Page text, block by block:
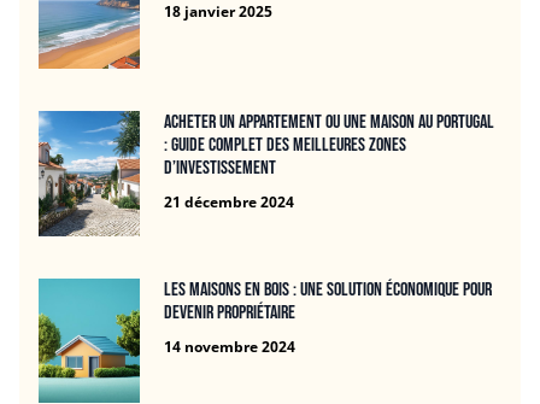
18 janvier 2025
Acheter un appartement ou une maison au Portugal
: guide complet des meilleures zones
d’investissement
21 décembre 2024
Les maisons en bois : une solution économique pour
devenir propriétaire
14 novembre 2024